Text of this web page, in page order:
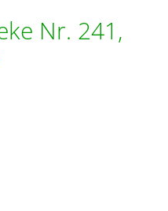
Nr. 241,